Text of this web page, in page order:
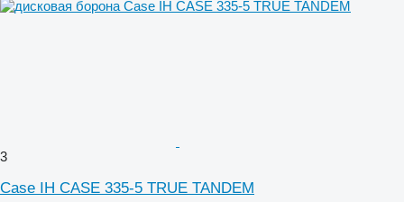
3
Case IH CASE 335-5 TRUE TANDEM